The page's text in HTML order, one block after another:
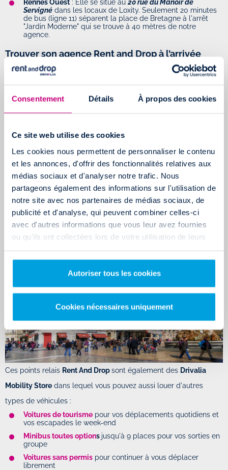
Consentement Détails À propos des cookies
Ce site web utilise des cookies
Les cookies nous permettent de personnaliser le contenu
et les annonces, d'offrir des fonctionnalités relatives aux
médias sociaux et d'analyser notre trafic. Nous
partageons également des informations sur l'utilisation de
notre site avec nos partenaires de médias sociaux, de
publicité et d'analyse, qui peuvent combiner celles-ci
avec d'autres informations que vous leur avez fournies
ou qu'ils ont collectées lors de votre utilisation de leurs
Autoriser tous les cookies
Cookies nécessaires uniquement
Rennes Ouest: Elle se situe au20 rue du Manoir de
Servigné dans les locaux de Loxity. Seulement 20 minutes
de bus (ligne 11) séparent la place de Bretagne à l'arrêt
"Jardin Moderne" qui se trouve à 40 mètres de notre
agence.
Trouver son agence Rent and Drop à l’arrivée
VOTRE AGENCE RENT AND DROP DE MONTPELLIER
Notre agence Rent and Drop de Montpellier est située sur le
Il est possible pour vous de vous y rendre en transport. En effet,
vous arriverez du centre de Montpellier en empruntant 2 trains, le
desservira l’arrêt du Parc Expo.
Pour les pilotes, notre agence se situe à moins de 5 minutes de
la sortie de la départementale D66 en empruntant la sortie D172.
Ces points relais Rent And Dropsont également des Drivalia
Mobility Store dans lequel vous pouvez aussi louer d'autres
types de véhicules :
Voitures de tourisme pour vos déplacements quotidiens et
vos escapades le week-end
Minibus toutes options jusqu'à 9 places pour vos sorties en
groupe
Voitures sans permis pour continuer à vous déplacer
librement